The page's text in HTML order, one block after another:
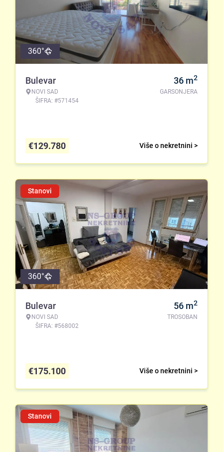
360°
Bulevar
NOVI SAD
ŠIFRA: #571454
36 m2
GARSONJERA
Više o nekretnini >
€129.780
Stanovi
360°
Bulevar
NOVI SAD
ŠIFRA: #568002
56 m2
TROSOBAN
Više o nekretnini >
€175.100
Stanovi